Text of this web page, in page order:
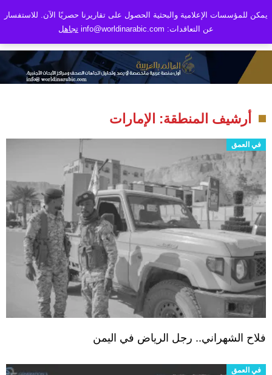
أرشيف المنطقة: الإمارات
في العمق
فلاح الشهراني.. رجل الرياض في اليمن
في العمق
يمكن للمؤسسات الإعلامية والبحثية الحصول على تقاريرنا حصريًا الآن. للاستفسار
عن التعاقدات: info@worldinarabic.com
تجاهل